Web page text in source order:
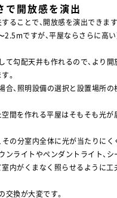
で開放感を演出
ることで、開放感を演出できます
ですが、平屋ならさらに高
て勾配天井も作れるので、より
。
合、照明設備の選択と設置場所
間を作れる平屋はそもそも光が
その分室内全体に光が当たりにく
ンライトやペンダントライト、シ
内がくまなく照らせるように工
交換が大変です。
お問い合わせください
⼭⼝サエラ展⽰場